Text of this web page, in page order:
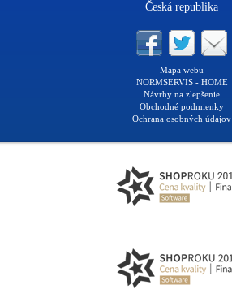
Česká republika
Mapa webu
NORMSERVIS - HOME
Návrhy na zlepšenie
Obchodné podmienky
Ochrana osobných údajov